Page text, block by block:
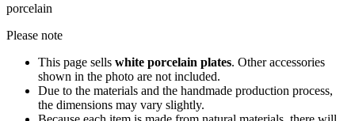
porcelain
Please note
This page sells white porcelain plates. Other accessories
shown in the photo are not included.
Due to the materials and the handmade production process,
the dimensions may vary slightly.